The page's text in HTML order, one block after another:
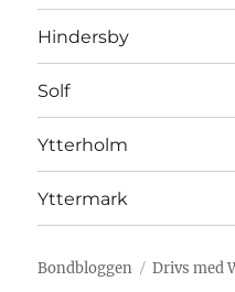
Hindersby
Solf
Ytterholm
Yttermark
Bondbloggen Drivs med